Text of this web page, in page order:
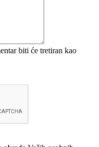
biti će tretiran kao